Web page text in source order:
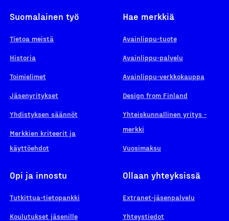
Suomalainen työ
Tietoa meistä
Historia
Toimielimet
Jäsenyritykset
Yhdistyksen säännöt
Merkkien kriteerit ja
käyttöehdot
Hae merkkiä
Avainlippu-tuote
Avainlippu-palvelu
Avainlippu-verkkokauppa
Design from Finland
Yhteiskunnallinen yritys -
merkki
Vuosimaksu
Opi ja innostu
Tutkittua-tietopankki
Koulutukset jäsenille
Ollaan yhteyksissä
Extranet-jäsenpalvelu
Yhteystiedot